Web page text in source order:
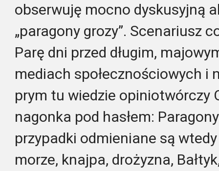
obserwuję mocno dyskusyjną
„paragony grozy”. Scenariusz
Parę dni przed długim,
mediach społecznościowych
prym tu wiedzie opiniotwórczy
nagonka pod hasłem:
przypadki odmieniane są
morze, knajpa, drożyzna,